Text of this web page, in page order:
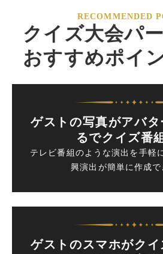
RECOMMENDED
クイズ大会パ
おすすめポイ
ゲストの写真がアバタ
るでクイズ番
テレビ番組のような演出を手軽
興演出が簡単に作成で
ゲストのスマホがク